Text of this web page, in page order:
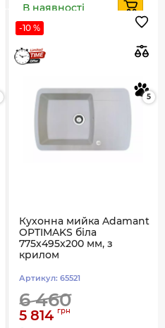
В наявності
-10 %
5
Кухонна мийка Adamant
OPTIMAKS біла
775x495x200 мм, з
крилом
Артикул: 65521
6 460
5 814 грн